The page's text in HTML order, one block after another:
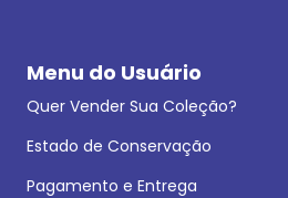
Menu do Usuário
Quer Vender Sua Coleção?
Estado de Conservação
Pagamento e Entrega